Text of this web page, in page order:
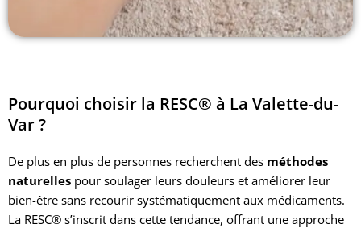
Pourquoi choisir la RESC® à La Valette-du-
Var ?
De plus en plus de personnes recherchent des méthodes
naturelles pour soulager leurs douleurs et améliorer leur
bien-être sans recourir systématiquement aux médicaments.
La RESC® s’inscrit dans cette tendance, offrant une approche